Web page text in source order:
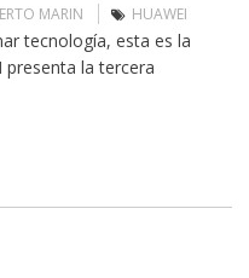
MARIN HUAWEI
tecnología, esta es la
presenta la tercera